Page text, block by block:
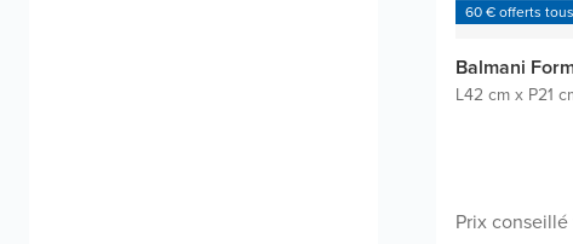
60 € offerts
Balmani
L42 cm x P21
Prix